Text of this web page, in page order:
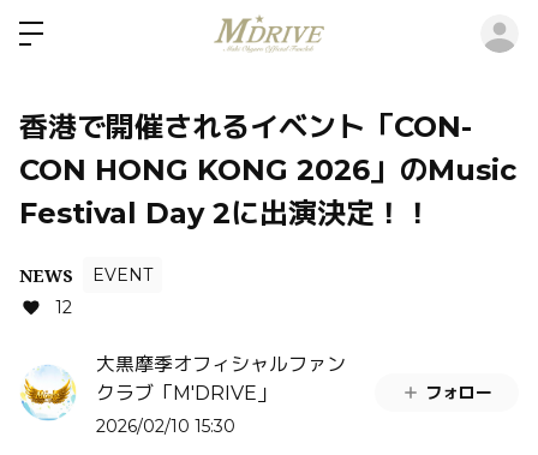
香港で開催されるイベント「CON-
CON HONG KONG 2026」のMusic
Festival Day 2に出演決定！！
NEWS
EVENT
12
大黒摩季オフィシャルファン
クラブ「M'DRIVE」
2026/02/10 15:30
フォロー